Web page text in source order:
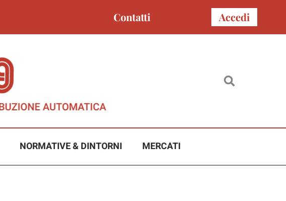
Contatti Accedi
NORMATIVE & DINTORNI MERCATI